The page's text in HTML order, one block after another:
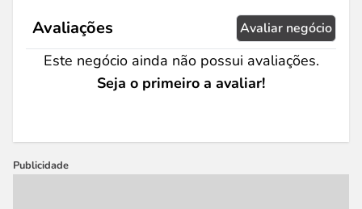
Avaliações Avaliar negócio
Este negócio ainda não possui avaliações.
Seja o primeiro a avaliar!
Publicidade